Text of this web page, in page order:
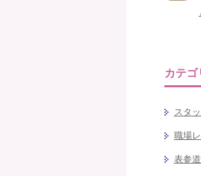
カテゴ
スタ
職場
表参